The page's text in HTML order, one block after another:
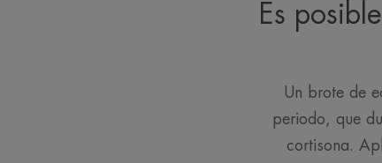
Es
Un brote de
periodo, que
cortisona.